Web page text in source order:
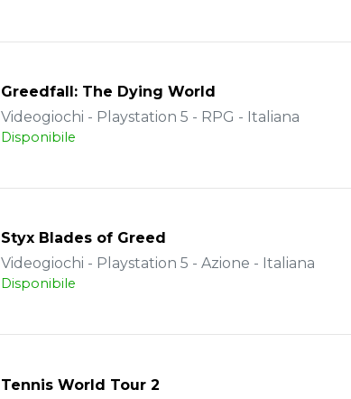
Greedfall: The Dying World
Videogiochi - Playstation 5 - RPG - Italiana
Disponibile
Styx Blades of Greed
Videogiochi - Playstation 5 - Azione - Italiana
Disponibile
Tennis World Tour 2